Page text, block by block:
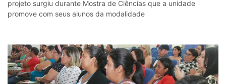
projeto surgiu durante Mostra de Ciências que a unidade
promove com seus alunos da modalidade